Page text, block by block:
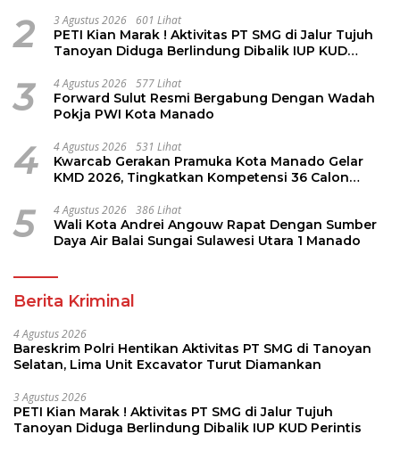
2 3 Agustus 2026 601 Lihat
PETI Kian Marak ! Aktivitas PT SMG di Jalur Tujuh
Tanoyan Diduga Berlindung Dibalik IUP KUD
3 4 Agustus 2026 577 Lihat
Forward Sulut Resmi Bergabung Dengan Wadah
Pokja PWI Kota Manado
4 4 Agustus 2026 531 Lihat
Kwarcab Gerakan Pramuka Kota Manado Gelar
KMD 2026, Tingkatkan Kompetensi 36 Calon
5 4 Agustus 2026 386 Lihat
Wali Kota Andrei Angouw Rapat Dengan Sumber
Daya Air Balai Sungai Sulawesi Utara 1 Manado
Berita Kriminal
4 Agustus 2026
Bareskrim Polri Hentikan Aktivitas PT SMG di Tanoyan
Selatan, Lima Unit Excavator Turut Diamankan
3 Agustus 2026
PETI Kian Marak ! Aktivitas PT SMG di Jalur Tujuh
Tanoyan Diduga Berlindung Dibalik IUP KUD Perintis